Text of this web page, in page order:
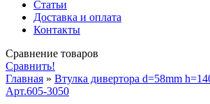
Статьи
Доставка и оплата
Контакты
Сравнение товаров
Сравнить!
Главная » Втулка дивертора d=58mm
Арт.605-3050